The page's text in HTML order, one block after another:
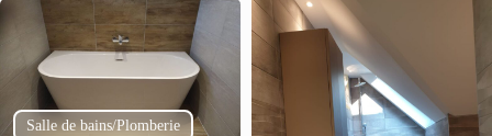
Salle de bains/Plomberie